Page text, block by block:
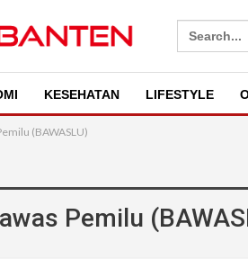
Search
for:
KESEHATAN LIFESTYLE
(BAWASLU)
Pemilu